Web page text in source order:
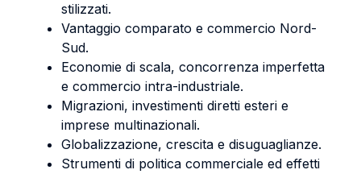
stilizzati.
Vantaggio comparato e commercio Nord-
Sud.
Economie di scala, concorrenza imperfetta
e commercio intra-industriale.
Migrazioni, investimenti diretti esteri e
imprese multinazionali.
Globalizzazione, crescita e disuguaglianze.
Strumenti di politica commerciale ed effetti